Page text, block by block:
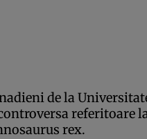
de la
referitoare
rex.